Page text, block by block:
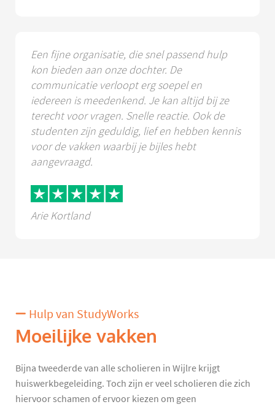
Een fijne organisatie, die snel passend hulp
kon bieden aan onze dochter. De
communicatie verloopt erg soepel en
iedereen is meedenkend. Je kan altijd bij ze
terecht voor vragen. Snelle reactie. Ook de
studenten zijn geduldig, lief en hebben kennis
voor de vakken waarbij je bijles hebt
aangevraagd.
Arie Kortland
Hulp van StudyWorks
Moeilijke vakken
Bijna tweederde van alle scholieren in Wijlre krijgt
huiswerkbegeleiding. Toch zijn er veel scholieren die zich
hiervoor schamen of ervoor kiezen om geen